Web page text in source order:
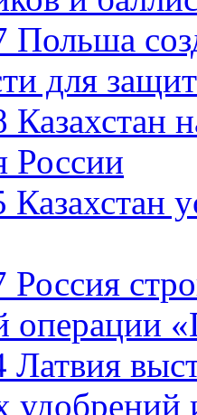
Польша
для
Казахстан
России
Казахстан
Россия
операции
Латвия